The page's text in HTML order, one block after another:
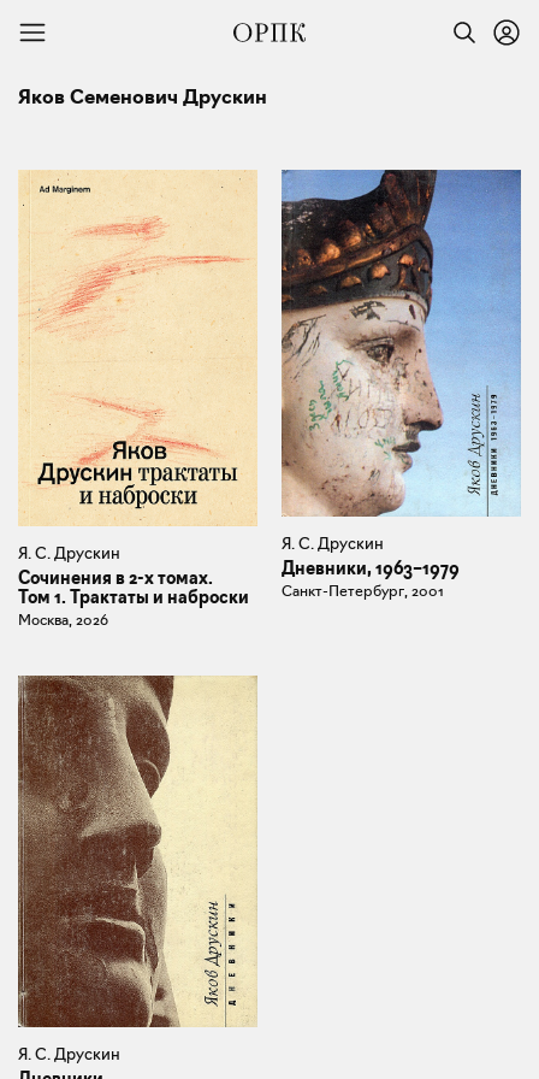
Яков Семенович Друскин
Я. С. Друскин
Сочинения в 2-х томах.
Том 1. Трактаты и наброски
Москва, 2026
Я. С. Друскин
Дневники, 1963–1979
Санкт-Петербург, 2001
Я. С. Друскин